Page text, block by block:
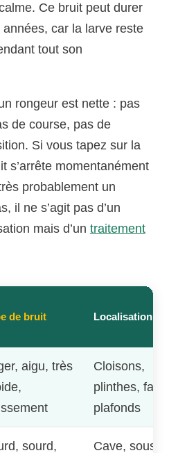
Ce bruit peut durer
car la larve reste
tout son
rongeur est nette : pas
de course, pas de
Si vous tapez sur la
s’arrête momentanément
probablement un
il ne s’agit pas d’un
mais d’un traitement
de bruit Localisation
aigu, très
Cloisons,
plinthes, faux-
plafonds
sourd,
Cave, sous-